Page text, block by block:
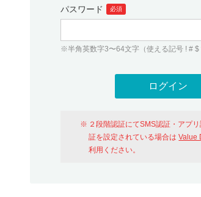
パスワード 必須
※半角英数字3〜64文字（使える記号 ! # $
２段階認証にてSMS認証・アプ
証を設定されている場合はValue
利用ください。